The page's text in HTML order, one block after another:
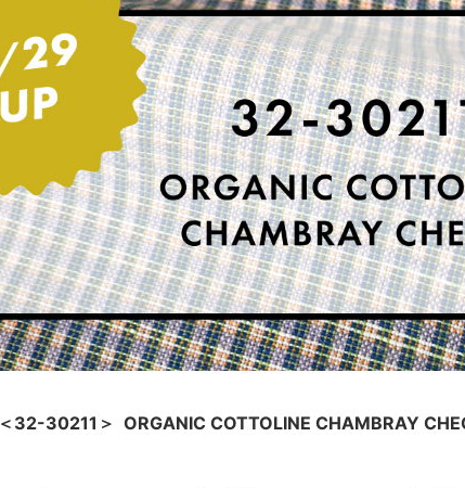
＜32-30211＞ ORGANIC COTTOLINE CHAMBRAY